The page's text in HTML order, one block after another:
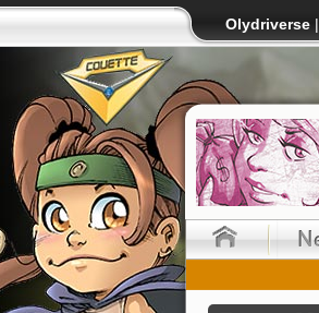
Olydriverse |